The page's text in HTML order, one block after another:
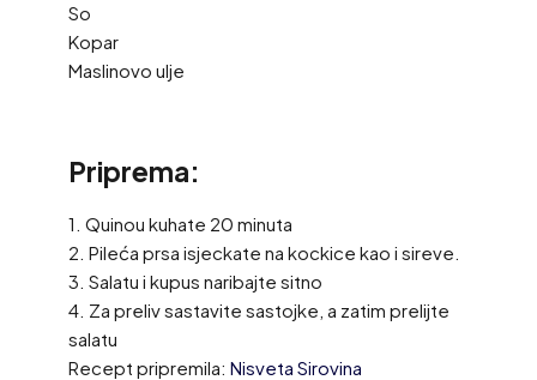
So
Kopar
Maslinovo ulje
Priprema:
1. Quinou kuhate 20 minuta
2. Pileća prsa isjeckate na kockice kao i sireve.
3. Salatu i kupus naribajte sitno
4. Za preliv sastavite sastojke, a zatim prelijte
salatu
Recept pripremila: Nisveta Sirovina